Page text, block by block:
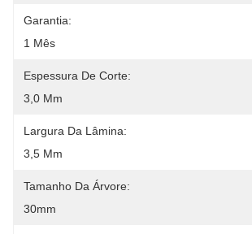
Garantia:
1 Mês
Espessura De Corte:
3,0 Mm
Largura Da Lâmina:
3,5 Mm
Tamanho Da Árvore:
30mm